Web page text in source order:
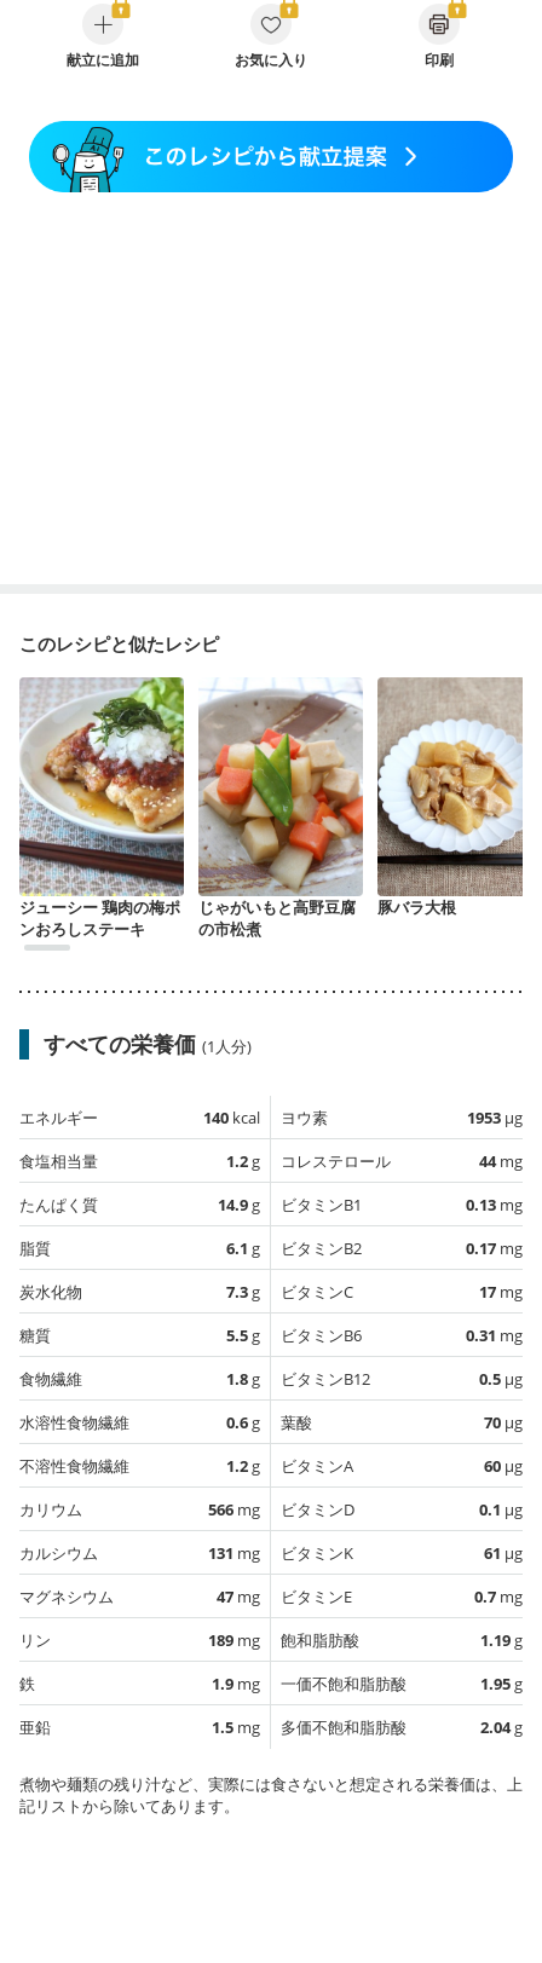
糖尿病性腎症（第１期）
糖尿病性腎症（第２期）
糖尿病性腎症（第３期）
CKD（ステージ１）
CKD（ステージ２）
CKD（ステージ３a）
乳がん治療を終えた方・経過観察中の方など
胃がん（抗がん剤治療中）
胃がん治療を終えた方・経過観察中の方
献立に追加 お気に入り 印刷
このレシピと似たレシピ
ジューシー 鶏肉の梅ポ
ンおろしステーキ
じゃがいもと高野豆腐
の市松煮
豚バラ大根
すべての栄養価 (1人分)
エネルギー 140 kcal
食塩相当量
1.2g
たんぱく質
14.9g
脂質
6.1 g
炭水化物
7.3g
糖質
5.5g
食物繊維
1.8g
水溶性食物繊維
0.6g
不溶性食物繊維
1.2g
カリウム
566 mg
カルシウム
131 mg
マグネシウム
47 mg
リン
189 mg
鉄
1.9 mg
亜鉛
1.5 mg
ヨウ素 1953 µg
コレステロール
44mg
ビタミンB1
0.13 mg
ビタミンB2
0.17 mg
ビタミンC
17 mg
ビタミンB6
0.31 mg
ビタミンB12
0.5 µg
葉酸
70 µg
ビタミンA
60 µg
ビタミンD
0.1 µg
ビタミンK
61 µg
ビタミンE
0.7 mg
飽和脂肪酸
1.19g
一価不飽和脂肪酸
1.95g
多価不飽和脂肪酸
2.04g
煮物や麺類の残り汁など、実際には食さないと想定される栄養価は、上
記リストから除いてあります。